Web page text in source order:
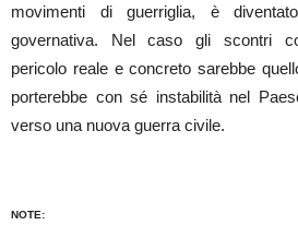
movimenti di guerriglia, è
governativa. Nel caso gli scontri
pericolo reale e concreto sarebbe
porterebbe con sé instabilità nel
verso una nuova guerra civile.
NOTE: